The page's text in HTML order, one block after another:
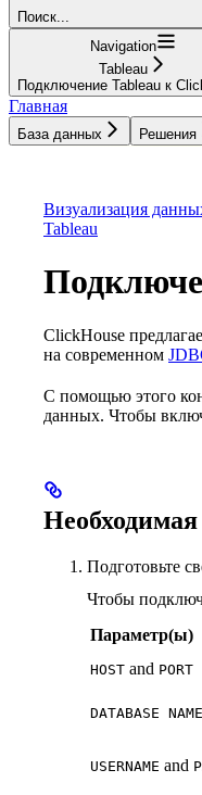
Поиск...
Navigation
Tableau
Подключение Tableau к
Главная
База данных Решения
Визуализация
Tableau
ClickHouse
на современном
С помощью этого
данных. Чтобы
Подготовьте
Чтобы
Параметр(ы)
HOST and PORT
DATABASE NAME
USERNAME and